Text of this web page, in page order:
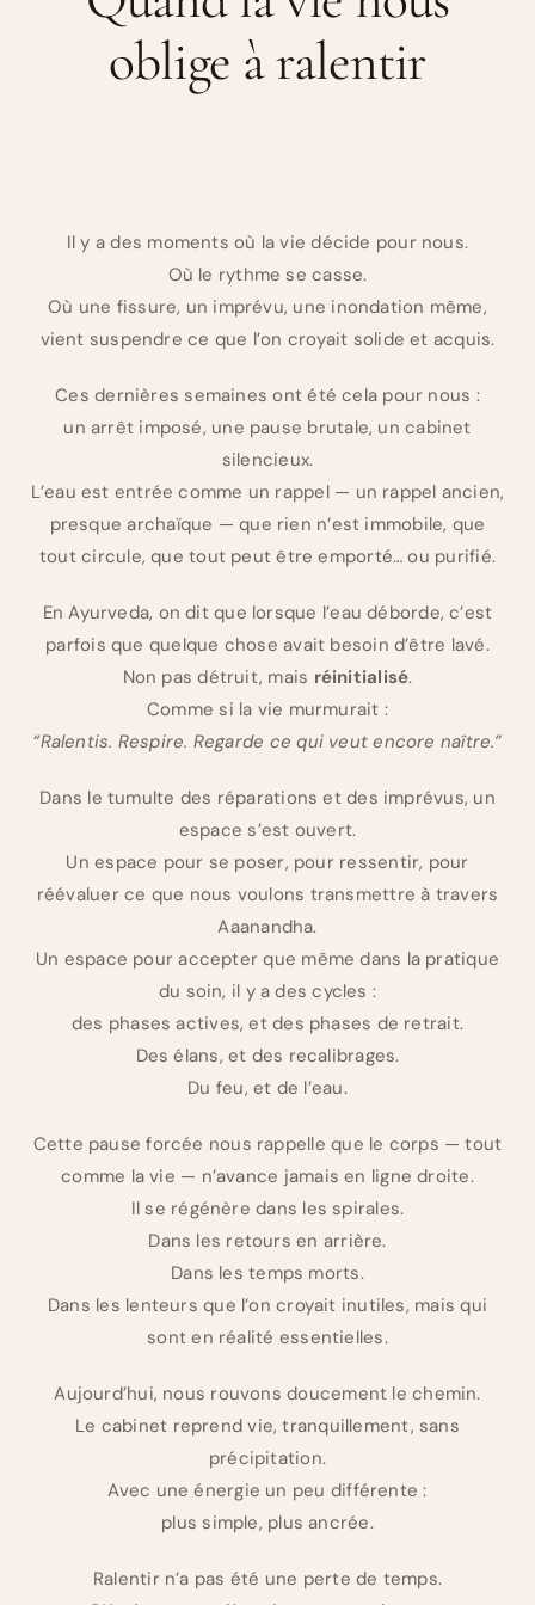
oblige à ralentir
Il y a des moments où la vie décide pour nous.
Où le rythme se casse.
Où une fissure, un imprévu, une inondation même,
vient suspendre ce que l’on croyait solide et acquis.
Ces dernières semaines ont été cela pour nous :
un arrêt imposé, une pause brutale, un cabinet
silencieux.
L’eau est entrée comme un rappel — un rappel ancien,
presque archaïque — que rien n’est immobile, que
tout circule, que tout peut être emporté… ou purifié.
En Ayurveda, on dit que lorsque l’eau déborde, c’est
parfois que quelque chose avait besoin d’être lavé.
Non pas détruit, mais réinitialisé.
Comme si la vie murmurait :
“Ralentis. Respire. Regarde ce qui veut encore naître.”
Dans le tumulte des réparations et des imprévus, un
espace s’est ouvert.
Un espace pour se poser, pour ressentir, pour
réévaluer ce que nous voulons transmettre à travers
Aaanandha.
Un espace pour accepter que même dans la pratique
du soin, il y a des cycles :
des phases actives, et des phases de retrait.
Des élans, et des recalibrages.
Du feu, et de l’eau.
Cette pause forcée nous rappelle que le corps — tout
comme la vie — n’avance jamais en ligne droite.
Il se régénère dans les spirales.
Dans les retours en arrière.
Dans les temps morts.
Dans les lenteurs que l’on croyait inutiles, mais qui
sont en réalité essentielles.
Aujourd’hui, nous rouvons doucement le chemin.
Le cabinet reprend vie, tranquillement, sans
précipitation.
Avec une énergie un peu différente :
plus simple, plus ancrée.
Ralentir n’a pas été une perte de temps.